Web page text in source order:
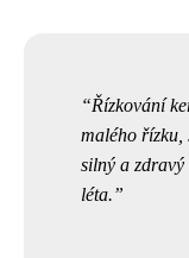
Řízkování
malého řízku,
silný a
léta.